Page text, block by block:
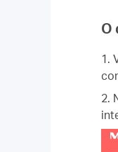
O
1.
2.